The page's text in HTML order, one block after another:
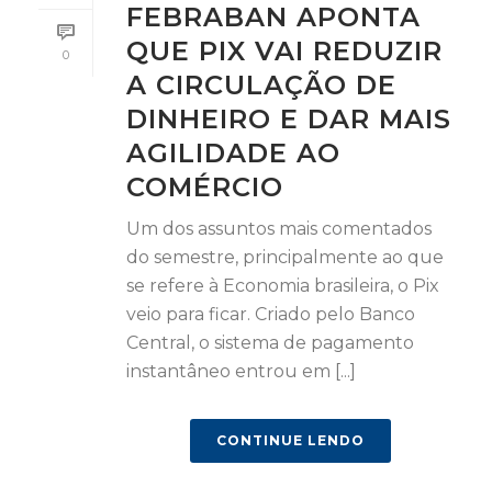
0
FEBRABAN APONTA
QUE PIX VAI REDUZIR
A CIRCULAÇÃO DE
DINHEIRO E DAR MAIS
AGILIDADE AO
COMÉRCIO
Um dos assuntos mais comentados
do semestre, principalmente ao que
se refere à Economia brasileira, o Pix
veio para ficar. Criado pelo Banco
Central, o sistema de pagamento
instantâneo entrou em [...]
CONTINUE LENDO